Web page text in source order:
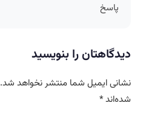
پاسخ
دیدگاهتان را بنویسید
نشانی ایمیل شما منتشر نخواهد شد.
شده‌اند*